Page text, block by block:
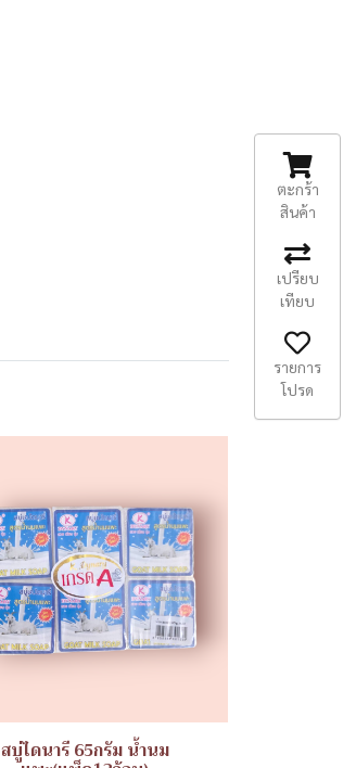
สบู่ไดนารี 65กรัม น้ำนม
ตะกร้า
สินค้า
เปรียบ
เทียบ
รายการ
โปรด